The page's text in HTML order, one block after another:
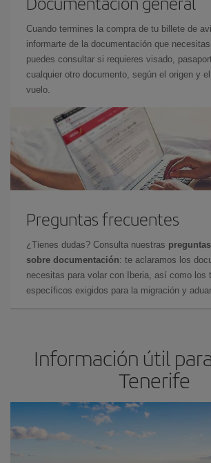
Cuando termines la compra de tu billete de
informarte de la documentación que
puedes consultar si requieres visado,
cualquier otro documento, según el origen y
vuelo.
Preguntas frecuentes
¿Tienes dudas? Consulta nuestras
sobre documentación: te aclaramos los
necesitas para volar con Iberia, así como los
específicos exigidos para la migración y
Información útil
Tenerife